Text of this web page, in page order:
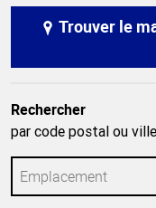
Rechercher
par code postal ou